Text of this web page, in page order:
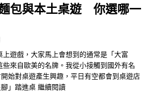
包與本土桌遊 你選哪一
遊戲，大家馬上會想到的通常是「大富
來自歐美的名牌。我從小接觸到國外有名
始對桌遊產生興趣，平日有空都會到桌遊店
」踏進桌 繼續閱讀